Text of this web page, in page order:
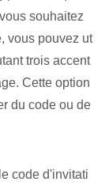
souhaitez
vous pouvez ut
trois accent
Cette option
du code ou de
code d'invitati